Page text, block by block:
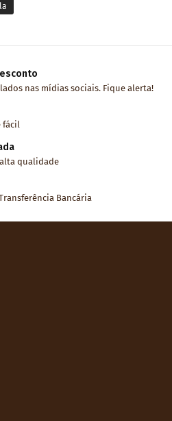
nas mídias sociais. Fique alerta!
fácil
qualidade
Bancária